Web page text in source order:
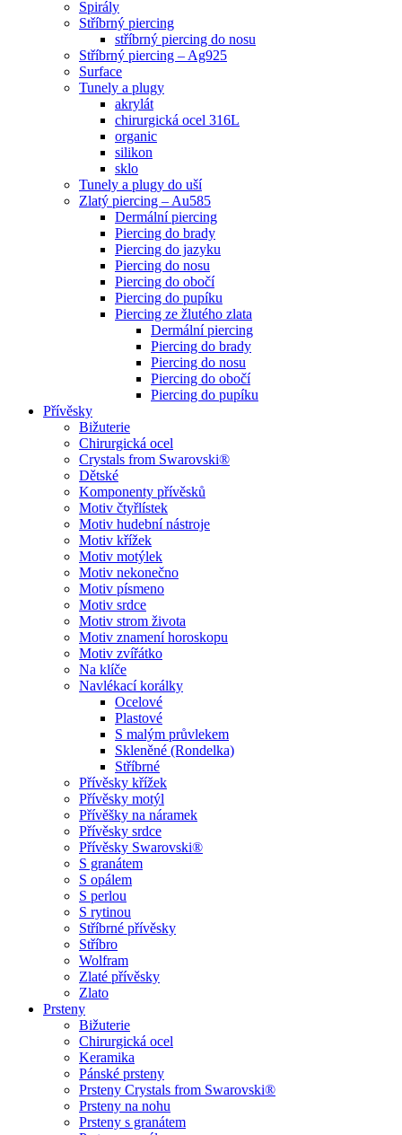
Spirály
Stříbrný piercing
stříbrný piercing do nosu
Stříbrný piercing – Ag925
Surface
Tunely a plugy
akrylát
chirurgická ocel 316L
organic
silikon
sklo
Tunely a plugy do uší
Zlatý piercing – Au585
Dermální piercing
Piercing do brady
Piercing do jazyku
Piercing do nosu
Piercing do obočí
Piercing do pupíku
Piercing ze žlutého zlata
Dermální piercing
Piercing do brady
Piercing do nosu
Piercing do obočí
Piercing do pupíku
Přívěsky
Bižuterie
Chirurgická ocel
Crystals from Swarovski®
Dětské
Komponenty přívěsků
Motiv čtyřlístek
Motiv hudební nástroje
Motiv křížek
Motiv motýlek
Motiv nekonečno
Motiv písmeno
Motiv srdce
Motiv strom života
Motiv znamení horoskopu
Motiv zvířátko
Na klíče
Navlékací korálky
Ocelové
Plastové
S malým průvlekem
Skleněné (Rondelka)
Stříbrné
Přívěsky křížek
Přívěsky motýl
Přívěšky na náramek
Přívěsky srdce
Přívěsky Swarovski®
S granátem
S opálem
S perlou
S rytinou
Stříbrné přívěsky
Stříbro
Wolfram
Zlaté přívěsky
Zlato
Prsteny
Bižuterie
Chirurgická ocel
Keramika
Pánské prsteny
Prsteny Crystals from Swarovski®
Prsteny na nohu
Prsteny s granátem